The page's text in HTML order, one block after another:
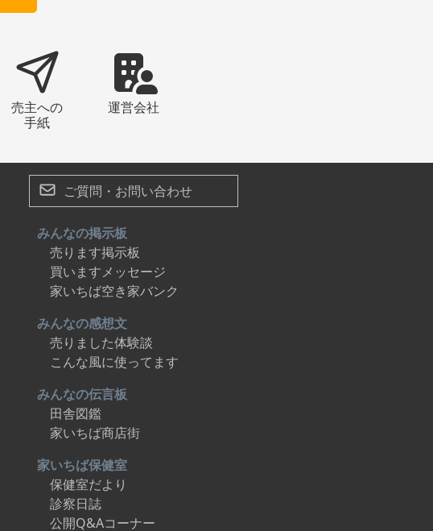
売主への
手紙
運営会社
ご質問・お問い合わせ
みんなの掲示板
売ります掲示板
買いますメッセージ
家いちば空き家バンク
みんなの感想文
売りました体験談
こんな風に使ってます
みんなの伝言板
田舎図鑑
家いちば商店街
家いちば保健室
保健室だより
診察日誌
公開Q&Aコーナー